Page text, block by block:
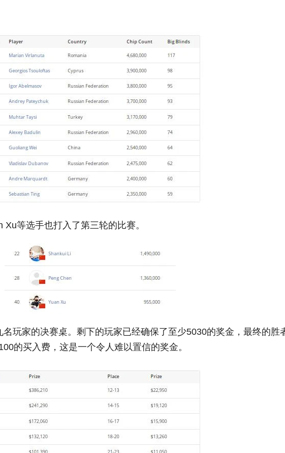
等选手也打入了第三轮的比赛。
玩家的决赛桌。剩下的玩家已经确保了至少5030的奖金，最终的胜
的买入费，这是一个令人难以置信的奖金。